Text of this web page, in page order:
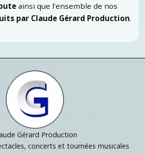
ainsi que l’ensemble de nos
par Claude Gérard Production.
Gérard Production
concerts et tournées musicales